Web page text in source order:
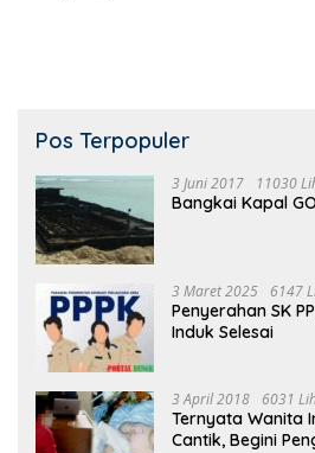
Pos Terpopuler
3 Juni 2017 11030
Bangkai Kapal
3 Maret 2025 6147
Penyerahan SK
Induk Selesai
3 April 2018 6031
Ternyata Wanita
Cantik, Begini